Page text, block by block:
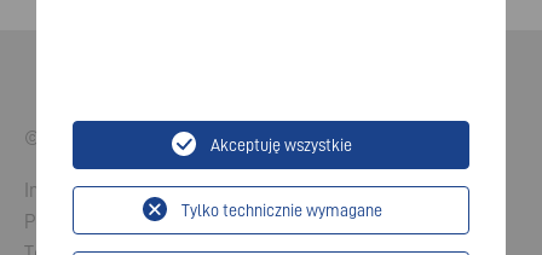
© 2026 VARTA AG. All rights reserved.
Imprint
Polityka prywatnościTylko technicznie wymagane
Akceptuję wszystkie